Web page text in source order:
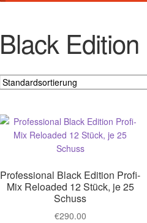
Black Edition
Professional Black Edition Profi-
Mix Reloaded 12 Stück, je 25
Schuss
€290.00